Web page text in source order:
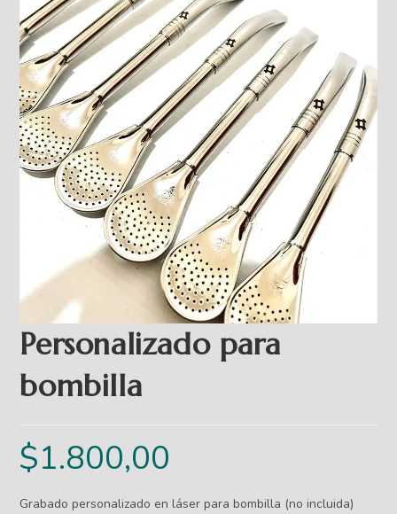
Personalizado para
bombilla
$1.800,00
Grabado personalizado en láser para bombilla (no incluida)